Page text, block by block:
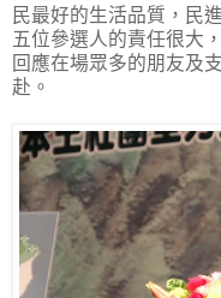
民最好的生活品質，民
五位參選人的責任很大
回應在場眾多的朋友及
赴。